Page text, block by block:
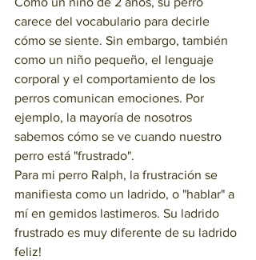
carece del vocabulario para decirle
cómo se siente. Sin embargo, también
como un niño pequeño, el lenguaje
corporal y el comportamiento de los
perros comunican emociones. Por
ejemplo, la mayoría de nosotros
sabemos cómo se ve cuando nuestro
perro está "frustrado".
Para mi perro Ralph, la frustración se
manifiesta como un ladrido, o "hablar" a
mí en gemidos lastimeros. Su ladrido
frustrado es muy diferente de su ladrido
feliz!